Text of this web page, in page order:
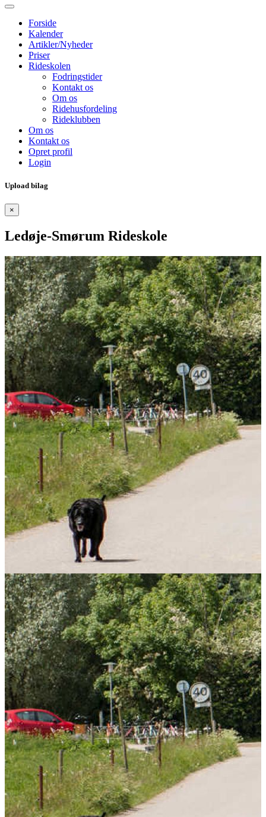
Forside
Kalender
Artikler/Nyheder
Priser
Rideskolen
Fodringstider
Kontakt os
Om os
Ridehusfordeling
Rideklubben
Om os
Kontakt os
Opret profil
Login
Upload bilag
×
Ledøje-Smørum Rideskole